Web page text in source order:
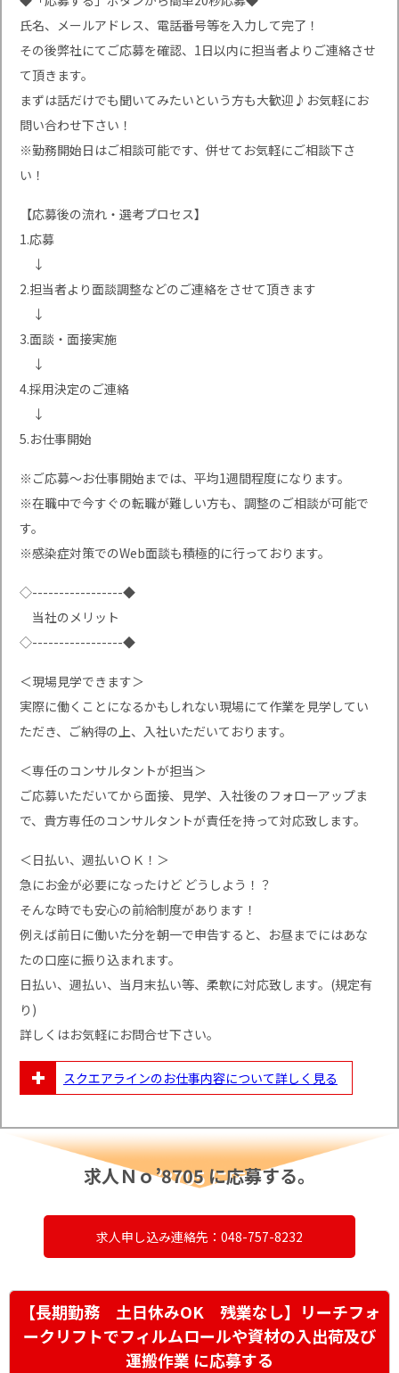
氏名、メールアドレス、電話番号等を入力して完了！
その後弊社にてご応募を確認、1日以内に担当者よりご連絡させ
て頂きます。
まずは話だけでも聞いてみたいという方も大歓迎♪お気軽にお
問い合わせ下さい！
※勤務開始日はご相談可能です、併せてお気軽にご相談下さ
い！
【応募後の流れ・選考プロセス】
1.応募
↓
2.担当者より面談調整などのご連絡をさせて頂きます
↓
3.面談・面接実施
↓
4.採用決定のご連絡
↓
5.お仕事開始
※ご応募〜お仕事開始までは、平均1週間程度になります。
※在職中で今すぐの転職が難しい方も、調整のご相談が可能で
す。
※感染症対策でのWeb面談も積極的に行っております。
◇-----------------◆
当社のメリット
◇-----------------◆
＜現場見学できます＞
実際に働くことになるかもしれない現場にて作業を見学してい
ただき、ご納得の上、入社いただいております。
＜専任のコンサルタントが担当＞
ご応募いただいてから面接、見学、入社後のフォローアップま
で、貴方専任のコンサルタントが責任を持って対応致します。
＜日払い、週払いＯＫ！＞
急にお金が必要になったけど どうしよう！？
そんな時でも安心の前給制度があります！
例えば前日に働いた分を朝一で申告すると、お昼までにはあな
たの口座に振り込まれます。
日払い、週払い、当月末払い等、柔軟に対応致します。(規定有
り)
詳しくはお気軽にお問合せ下さい。
スクエアラインのお仕事内容について詳しく見る
求人Ｎｏ’8705 に応募する。
求人申し込み連絡先：048-757-8232
【長期勤務 土日休みOK 残業なし】リーチフォ
ークリフトでフィルムロールや資材の入出荷及び
運搬作業 に応募する